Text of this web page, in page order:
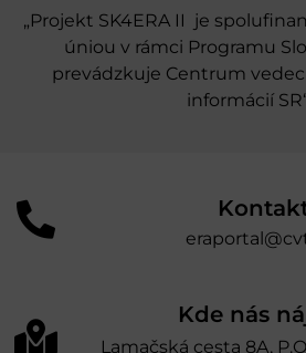
„Projekt SK4ERA II je
úniou v rámci Programu
prevádzkuje Centrum
informácií
Kde nás
Lamačská cesta 8A,